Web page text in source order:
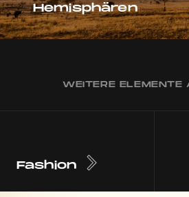
Hemisphären
WEITERE ELEMENTE
Fashion